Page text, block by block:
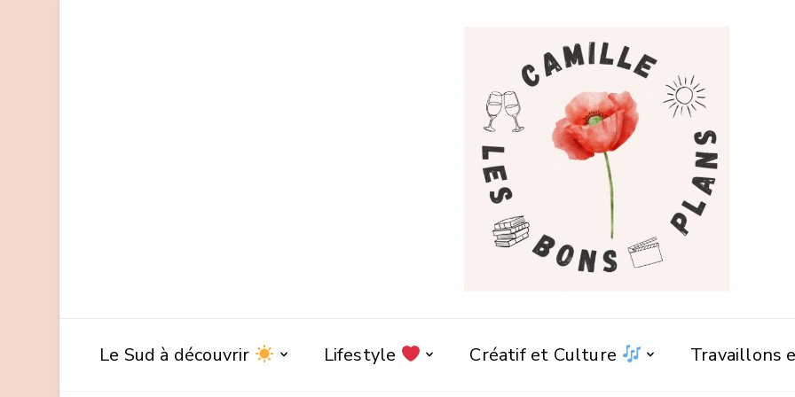
Le Sud à découvrir Lifestyle Créatif et Culture Travaillons